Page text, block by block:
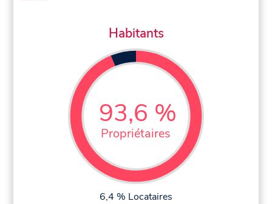
Habitants
93,6 %
Propriétaires
6,4 % Locataires